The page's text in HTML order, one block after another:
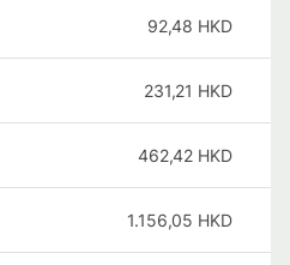
92,48 HKD
231,21 HKD
462,42 HKD
1.156,05 HKD